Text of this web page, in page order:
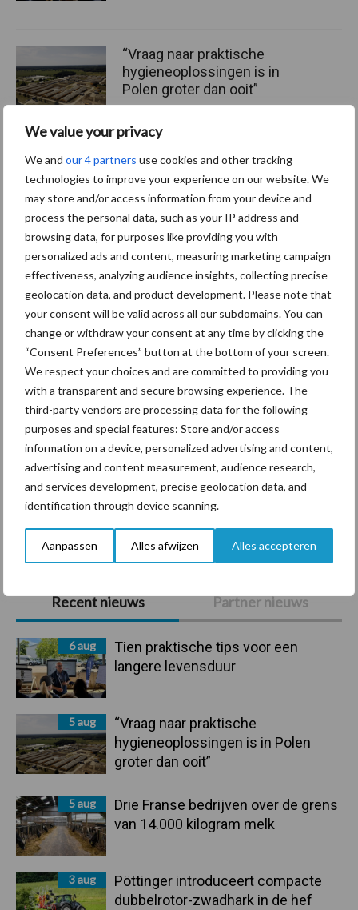
We value your privacy
We and our 4 partners use cookies and other tracking
technologies to improve your experience on our website. We
may store and/or access information from your device and
process the personal data, such as your IP address and
browsing data, for purposes like providing you with
personalized ads and content, measuring marketing campaign
effectiveness, analyzing audience insights, collecting precise
geolocation data, and product development. Please note that
your consent will be valid across all our subdomains. You can
change or withdraw your consent at any time by clicking the
“Consent Preferences” button at the bottom of your screen.
We respect your choices and are committed to providing you
with a transparent and secure browsing experience. The
third-party vendors are processing data for the following
purposes and special features: Store and/or access
information on a device, personalized advertising and content,
advertising and content measurement, audience research,
and services development, precise geolocation data, and
identification through device scanning.
Aanpassen Alles afwijzen Alles accepteren
Primaire
Sidebar
Recent nieuws Partner nieuws
6 aug
Tien praktische tips voor een
langere levensduur
5 aug
“Vraag naar praktische
hygieneoplossingen is in Polen
groter dan ooit”
5 aug
Drie Franse bedrijven over de grens
van 14.000 kilogram melk
3 aug
Pöttinger introduceert compacte
dubbelrotor-zwadhark in de hef
“Vraag naar praktische
hygieneoplossingen is in
Polen groter dan ooit”
Drie Franse bedrijven over
de grens van 14.000
kilogram melk
Themapagina's
Diergezondheid Bemesting Fokkerij
Bedrijfsnieuws
Ligbox &
Voerhekken
Toon meer